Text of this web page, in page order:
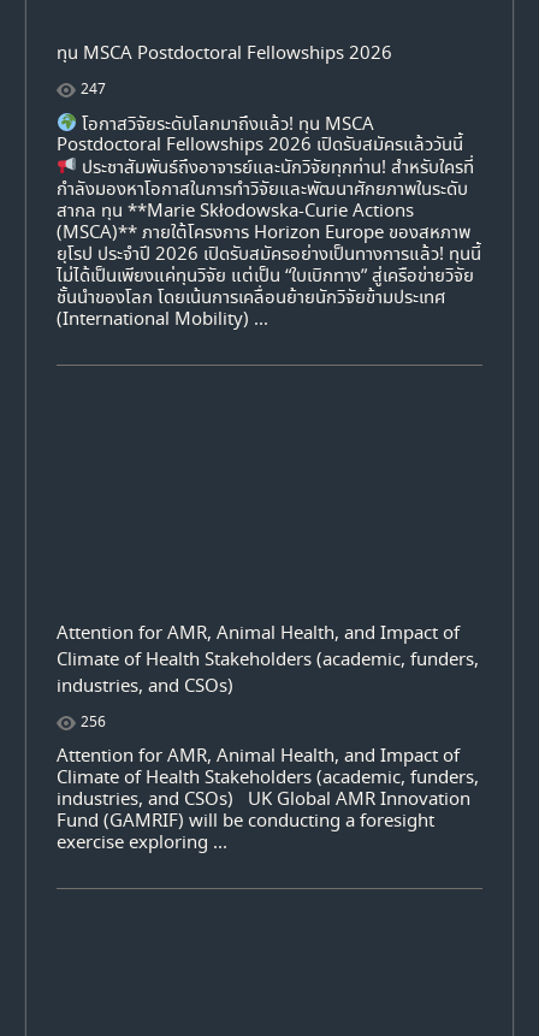
ทุน MSCA Postdoctoral Fellowships 2026
247
โอกาสวิจัยระดับโลกมาถึงแล้ว! ทุน MSCA
Postdoctoral Fellowships 2026 เปิดรับสมัครแล้ววันนี้
ประชาสัมพันธ์ถึงอาจารย์และนักวิจัยทุกท่าน! สำหรับใครที่
กำลังมองหาโอกาสในการทำวิจัยและพัฒนาศักยภาพในระดับ
สากล ทุน **Marie Skłodowska-Curie Actions
(MSCA)** ภายใต้โครงการ Horizon Europe ของสหภาพ
ยุโรป ประจำปี 2026 เปิดรับสมัครอย่างเป็นทางการแล้ว! ทุนนี้
ไม่ได้เป็นเพียงแค่ทุนวิจัย แต่เป็น “ใบเบิกทาง” สู่เครือข่ายวิจัย
ชั้นนำของโลก โดยเน้นการเคลื่อนย้ายนักวิจัยข้ามประเทศ
(International Mobility) ...
Attention for AMR, Animal Health, and Impact of
Climate of Health Stakeholders (academic, funders,
industries, and CSOs)
256
Attention for AMR, Animal Health, and Impact of
Climate of Health Stakeholders (academic, funders,
industries, and CSOs) UK Global AMR Innovation
Fund (GAMRIF) will be conducting a foresight
exercise exploring ...